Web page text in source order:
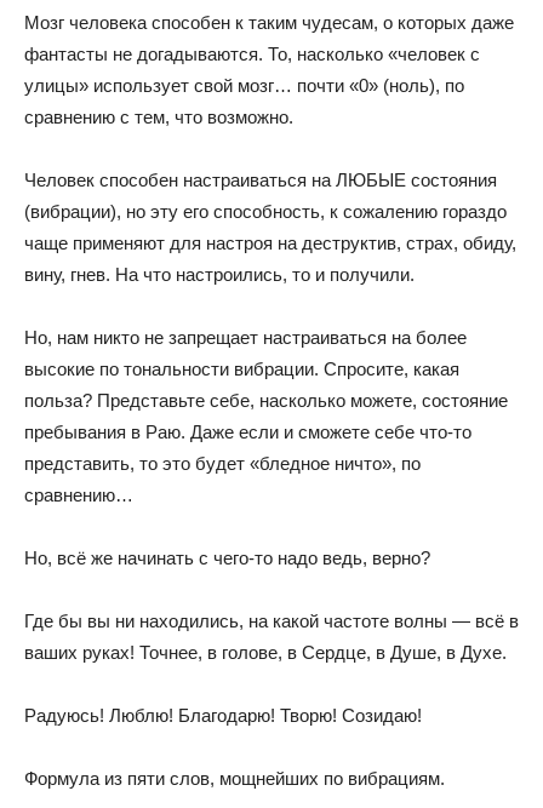
Мозг человека способен к таким чудесам, о которых даже
фантасты не догадываются. То, насколько «человек с
улицы» использует свой мозг… почти «0» (ноль), по
сравнению с тем, что возможно.
Человек способен настраиваться на ЛЮБЫЕ состояния
(вибрации), но эту его способность, к сожалению гораздо
чаще применяют для настроя на деструктив, страх, обиду,
вину, гнев. На что настроились, то и получили.
Но, нам никто не запрещает настраиваться на более
высокие по тональности вибрации. Спросите, какая
польза? Представьте себе, насколько можете, состояние
пребывания в Раю. Даже если и сможете себе что-то
представить, то это будет «бледное ничто», по
сравнению…
Но, всё же начинать с чего-то надо ведь, верно?
Где бы вы ни находились, на какой частоте волны — всё в
ваших руках! Точнее, в голове, в Сердце, в Душе, в Духе.
Радуюсь! Люблю! Благодарю! Творю! Созидаю!
Формула из пяти слов, мощнейших по вибрациям.